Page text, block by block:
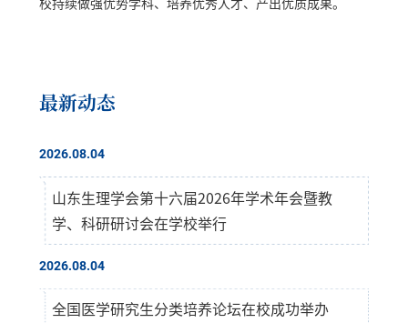
校持续做强优势学科、培养优秀人才、产出优质成果。
最新动态
2026.08.04
山东生理学会第十六届2026年学术年会暨教
学、科研研讨会在学校举行
2026.08.04
全国医学研究生分类培养论坛在校成功举办